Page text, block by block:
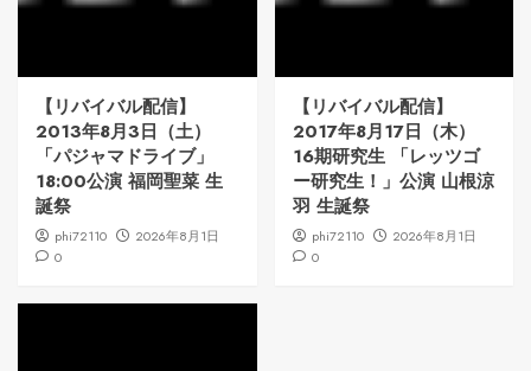
【リバイバル配信】
2013年8月3日（土）
「パジャマドライブ」
18:00公演 福岡聖菜 生
誕祭
phi72110
2026年8月1日
0
【リバイバル配信】
2017年8月17日（木）
16期研究生 「レッツゴ
ー研究生！」公演 山根涼
羽 生誕祭
phi72110
2026年8月1日
0